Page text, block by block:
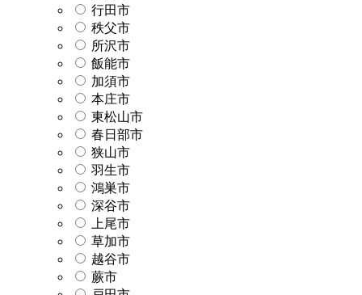
行田市
秩父市
所沢市
飯能市
加須市
本庄市
東松山市
春日部市
狭山市
羽生市
鴻巣市
深谷市
上尾市
草加市
越谷市
蕨市